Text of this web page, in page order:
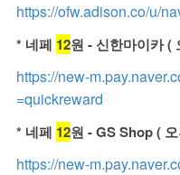
https://ofw.adison.co/u/
* 네페 12원 - 신한마이카 (
https://new-
=quickreward
* 네페 12원 - GS Shop (
https://new-